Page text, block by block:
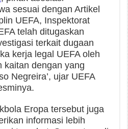
sesuai dengan Artikel
UEFA, Inspektorat
telah ditugaskan
terkait dugaan
kerja legal UEFA oleh
kaitan dengan yang
Negreira’, ujar UEFA
Eropa tersebut juga
informasi lebih